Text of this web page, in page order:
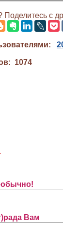
Поделитесь с
1074
Вам